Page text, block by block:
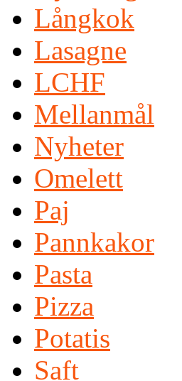
Långkok
Lasagne
LCHF
Mellanmål
Nyheter
Omelett
Paj
Pannkakor
Pasta
Pizza
Potatis
Saft